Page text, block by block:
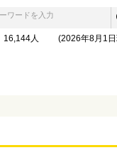
16,144人 (2026年8月1日